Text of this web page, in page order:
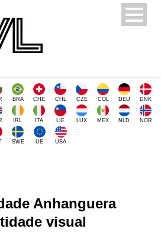
BRA CHE CHL CZE COL DEU DNK
IRL ITA LIE LUX MEX NLD NOR
SWE UE USA
Anhanguera
visual